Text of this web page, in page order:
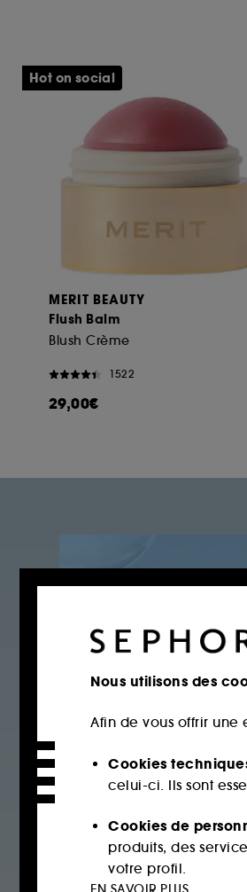
MERIT BEAUTY
Flush Balm
Blush Crème
1522
29,00€
Hot on social
Nous utilisons des
Afin de vous offrir une
Cookies
celui-ci. Ils sont
Cookies de
produits, des
votre profil.